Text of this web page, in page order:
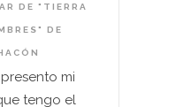
DE "TIERRA
DE
mi
tengo el